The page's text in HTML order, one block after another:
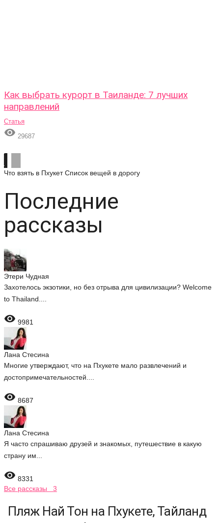
Как выбрать курорт в Таиланде: 7 лучших
направлений
Статья
 29687
Что взять в Пхукет Список вещей в дорогу
Последние
рассказы
Этери Чудная
Захотелось экзотики, но без отрыва для цивилизации? Welcome
to Thailand....
 9981
Лана Стесина
Многие утверждают, что на Пхукете мало развлечений и
достопримечательностей....
 8687
Лана Стесина
Я часто спрашиваю друзей и знакомых, путешествие в какую
страну им...
 8331
Все рассказы 3
Пляж Най Тон на Пхукете, Тайланд